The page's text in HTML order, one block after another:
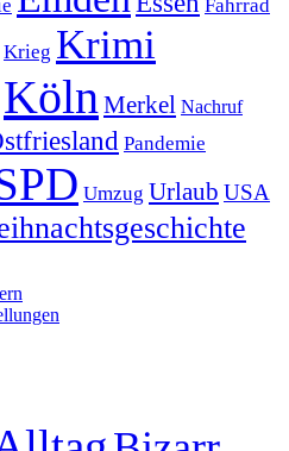
Fahrrad
Krieg Krimi
Köln Merkel Nachruf
Pandemie
Umzug Urlaub USA